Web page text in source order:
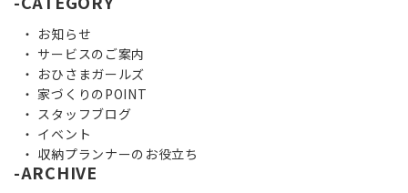
お知らせ
サービスのご案内
おひさまガールズ
家づくりのPOINT
スタッフブログ
イベント
収納プランナーのお役立ち
ARCHIVE